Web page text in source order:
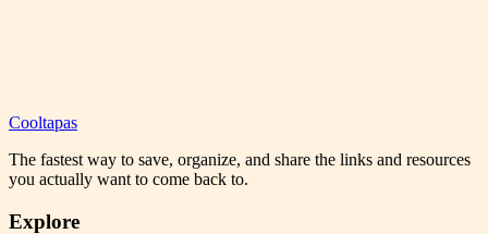
Cooltapas
The fastest way to save, organize, and share the links and resources
you actually want to come back to.
Explore